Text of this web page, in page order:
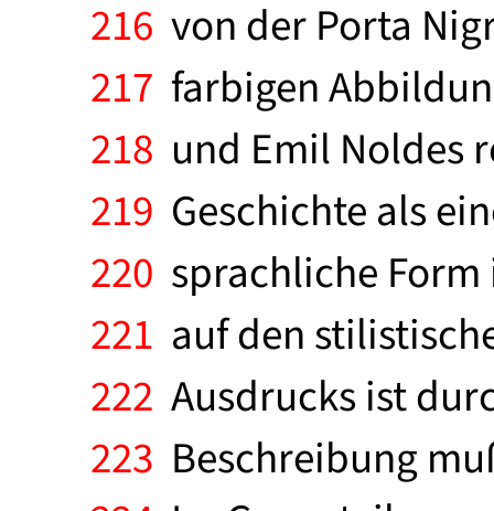
216 von der Porta
217 farbigen
218 und Emil Noldes
219 Geschichte als
220 sprachliche
221 auf den
222 Ausdrucks ist
223 Beschreibung